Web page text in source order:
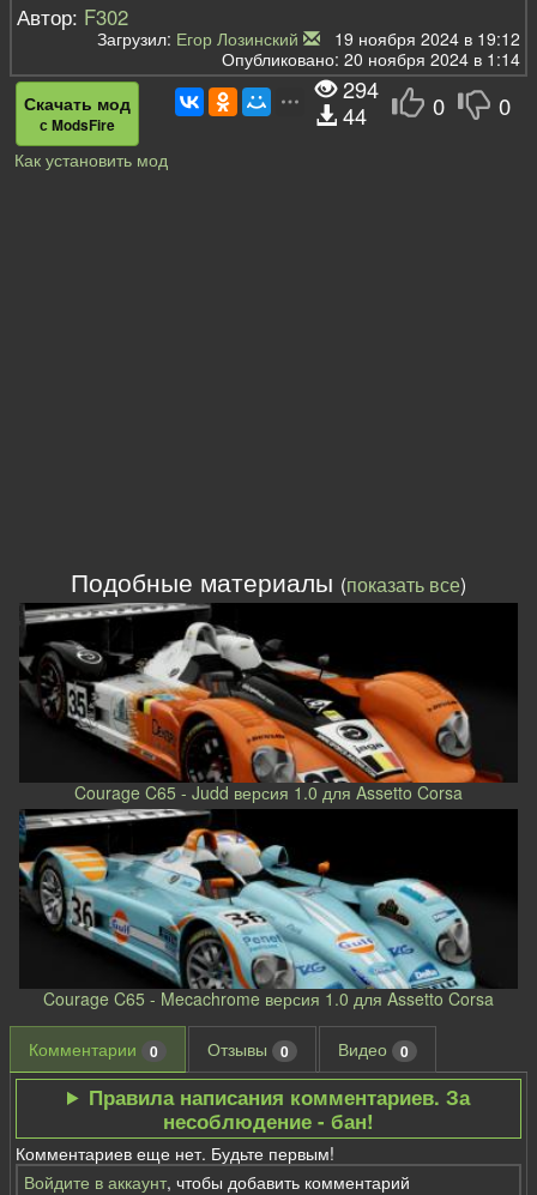
Автор: F302
Загрузил: Егор Лозинский
19 ноября 2024 в 19:12
Опубликовано: 20 ноября 2024 в 1:14
0 0
Скачать мод
с ModsFire
294
44
Как установить мод
Подобные материалы (показать все)
Courage C65 - Judd версия 1.0 для Assetto Corsa
Courage C65 - Mecachrome версия 1.0 для Assetto Corsa
Комментарии 0 Отзывы 0 Видео 0
Правила написания комментариев. За
несоблюдение - бан!
Комментариев еще нет. Будьте первым!
Войдите в аккаунт, чтобы добавить комментарий